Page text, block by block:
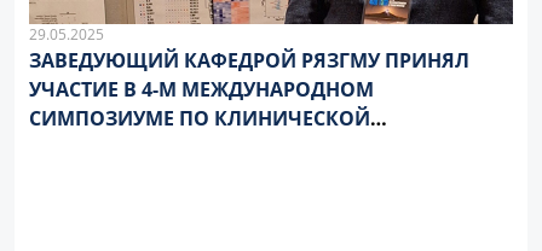
29.05.2025
ЗАВЕДУЮЩИЙ КАФЕДРОЙ РЯЗГМУ ПРИНЯЛ
УЧАСТИЕ В 4-М МЕЖДУНАРОДНОМ
СИМПОЗИУМЕ ПО КЛИНИЧЕСКОЙ